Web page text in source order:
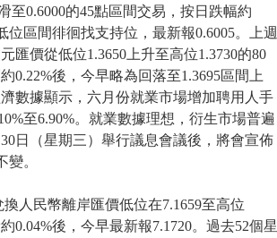
至0.6000的45點區間交易，按日跌幅約
位區間徘徊找支持位，最新報0.6005。上週
匯價從低位1.3650上升至高位1.3730的80
0.22%後，今早略為回落至1.3695區間上
數據顯示，六月份就業市場增加聘用人手
至6.90%。就業數據理想，衍生市場普遍
日（星期三）舉行議息會議後，將會宣佈
變。
換人民幣離岸匯價低位在7.1659至高位
0.04%後，今早最新報7.1720。過去52個星